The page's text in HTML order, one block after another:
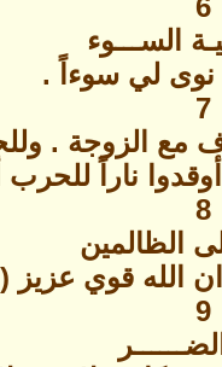
6
الســـوء
لي سوءاً .
7
مع الزوجة .
ناراً للحرب
8
الظالمين
الله قوي
9